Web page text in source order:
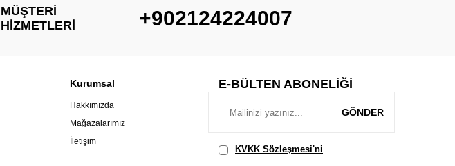
MÜŞTERI
HIZMETLERI
+902124224007
Kurumsal
Hakkımızda
Mağazalarımız
İletişim
E-BÜLTEN ABONELIĞI
GÖNDER
KVKK Sözleşmesi'ni